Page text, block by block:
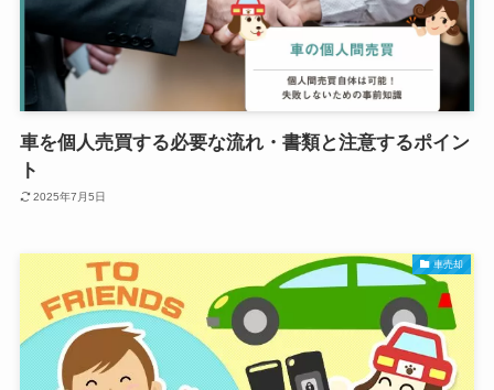
車を個人売買する必要な流れ・書類と注意するポイン
ト
2025年7月5日
車売却